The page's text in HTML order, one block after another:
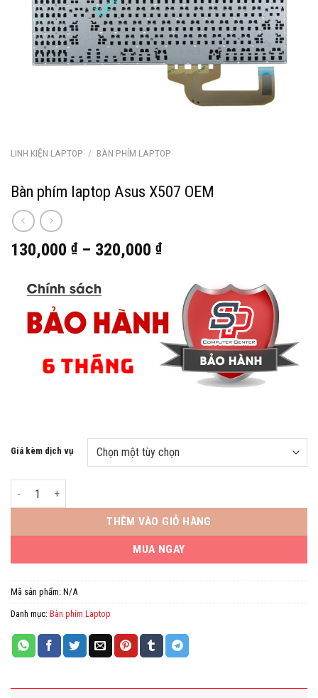
LINH KIỆN LAPTOP / BÀN PHÍM LAPTOP
Bàn phím laptop Asus X507 OEM
130,000 ₫– 320,000 ₫
Giá kèm dịch vụ
Bàn phím laptop Asus X507 OEM số lượng
THÊM VÀO GIỎ HÀNG
MUA NGAY
Mã sản phẩm: N/A
Danh mục: Bàn phím Laptop